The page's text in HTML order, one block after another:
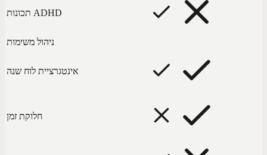
תכונות ADHD
ניהול משימות
אינטגרציית לוח שנה
חלוקת זמן